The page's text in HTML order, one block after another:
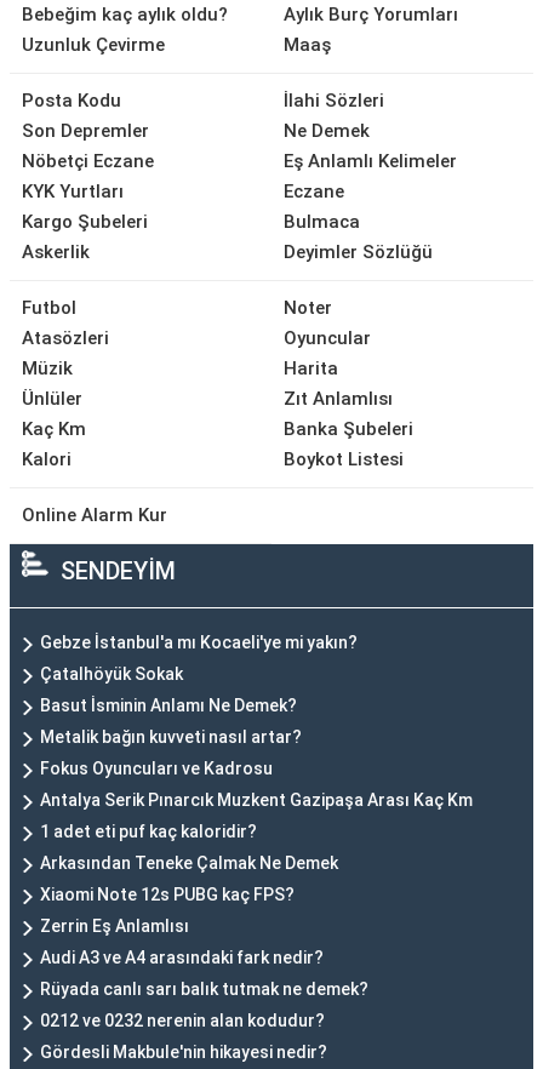
Bebeğim kaç aylık oldu?
Uzunluk Çevirme
Aylık Burç Yorumları
Maaş
Posta Kodu
Son Depremler
Nöbetçi Eczane
KYK Yurtları
Kargo Şubeleri
Askerlik
İlahi Sözleri
Ne Demek
Eş Anlamlı Kelimeler
Eczane
Bulmaca
Deyimler Sözlüğü
Futbol
Atasözleri
Müzik
Ünlüler
Kaç Km
Kalori
Noter
Oyuncular
Harita
Zıt Anlamlısı
Banka Şubeleri
Boykot Listesi
Online Alarm Kur
SENDEYİM
Gebze İstanbul'a mı Kocaeli'ye mi yakın?
Çatalhöyük Sokak
Basut İsminin Anlamı Ne Demek?
Metalik bağın kuvveti nasıl artar?
Fokus Oyuncuları ve Kadrosu
Antalya Serik Pınarcık Muzkent Gazipaşa Arası Kaç Km
1 adet eti puf kaç kaloridir?
Arkasından Teneke Çalmak Ne Demek
Xiaomi Note 12s PUBG kaç FPS?
Zerrin Eş Anlamlısı
Audi A3 ve A4 arasındaki fark nedir?
Rüyada canlı sarı balık tutmak ne demek?
0212 ve 0232 nerenin alan kodudur?
Gördesli Makbule'nin hikayesi nedir?